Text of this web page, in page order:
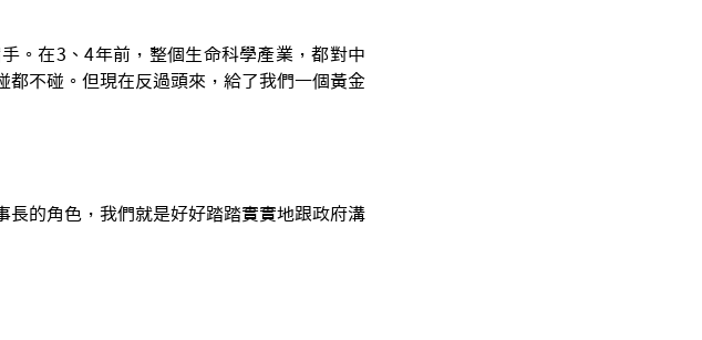
。在3、4年前，整個生命科學產業，都對中
都不碰。但現在反過頭來，給了我們一個黃金
長的角色，我們就是好好踏踏實實地跟政府溝